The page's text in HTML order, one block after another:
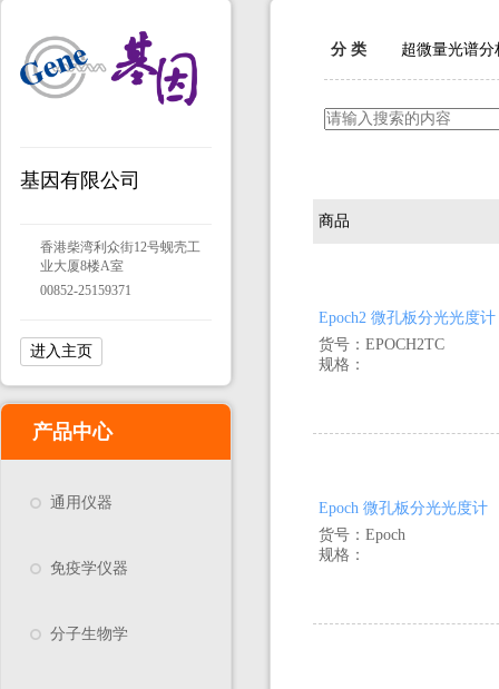
基因有限公司
香港柴湾利众街12号蚬壳工
业大厦8楼A室
00852-25159371
进入主页
产品中心
通用仪器
免疫学仪器
分子生物学
分 类 超微量光谱分
商品
Epoch2 微孔板分光光度计
货号：EPOCH2TC
规格：
Epoch 微孔板分光光度计
货号：Epoch
规格：